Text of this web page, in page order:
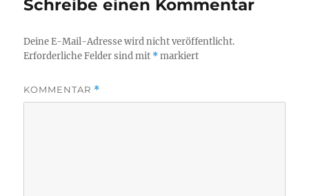
Schreibe einen Kommentar
Deine E-Mail-Adresse wird nicht veröffentlicht.
Erforderliche Felder sind mit *markiert
KOMMENTAR *